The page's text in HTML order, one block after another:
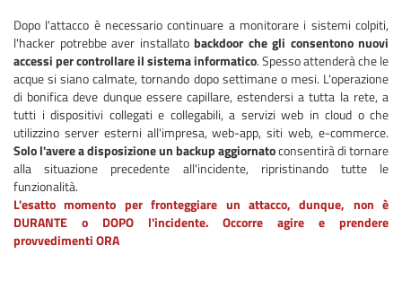
Dopo l'attacco è necessario continuare a monitorare i sistemi colpiti,
l'hacker potrebbe aver installato backdoor che gli consentono nuovi
accessi per controllare il sistema informatico. Spesso attenderà che le
acque si siano calmate, tornando dopo settimane o mesi. L'operazione
di bonifica deve dunque essere capillare, estendersi a tutta la rete, a
tutti i dispositivi collegati e collegabili, a servizi web in cloud o che
utilizzino server esterni all'impresa, web-app, siti web, e-commerce.
Solo l'avere a disposizione un backup aggiornatoconsentirà di tornare
alla situazione precedente all'incidente, ripristinando tutte le
funzionalità.
L'esatto momento per fronteggiare un attacco, dunque, non è
DURANTE o DOPO l'incidente. Occorre agire e prendere
provvedimenti ORA